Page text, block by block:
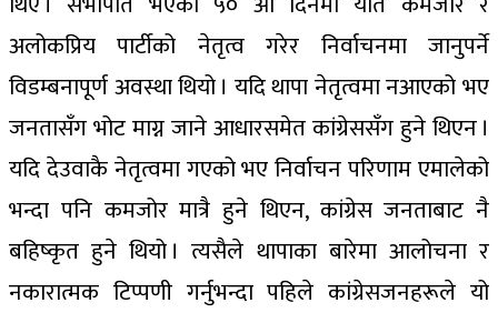
अलोकप्रिय पार्टीको नेतृत्व गरेर निर्वाचनमा जानुपर्ने
विडम्बनापूर्ण अवस्था थियो । यदि थापा नेतृत्वमा नआएको भए
जनतासँग भोट माग्न जाने आधारसमेत कांग्रेससँग हुने थिएन ।
यदि देउवाकै नेतृत्वमा गएको भए निर्वाचन परिणाम एमालेको
भन्दा पनि कमजोर मात्रै हुने थिएन, कांग्रेस जनताबाट नै
बहिष्कृत हुने थियो । त्यसैले थापाका बारेमा आलोचना र
नकारात्मक टिप्पणी गर्नुभन्दा पहिले कांग्रेसजनहरूले यो